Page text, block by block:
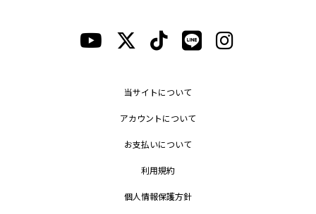
当サイトについて
アカウントについて
お支払いについて
利用規約
個人情報保護方針